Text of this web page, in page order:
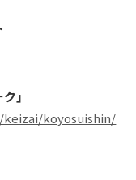
」
koyosuishin/